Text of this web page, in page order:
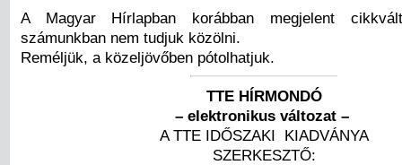
A Magyar Hírlapban korábban megjelent
számunkban nem tudjuk közölni.
Reméljük, a közeljövőben pótolhatjuk.
TTE HÍRMONDÓ
– elektronikus változat –
A TTE IDŐSZAKI KIADVÁNYA
SZERKESZTŐ: